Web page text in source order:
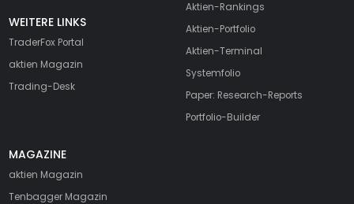
WEITERE LINKS
TraderFox Portal
aktien Magazin
Trading-Desk
Aktien-Rankings
Aktien-Portfolio
Aktien-Terminal
Systemfolio
Paper: Research-Reports
Portfolio-Builder
MAGAZINE
aktien Magazin
Tenbagger Magazin